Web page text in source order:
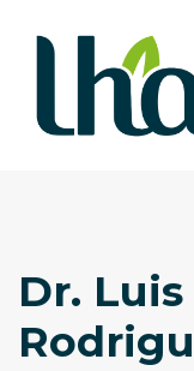
to
primary
navigation
Dr.